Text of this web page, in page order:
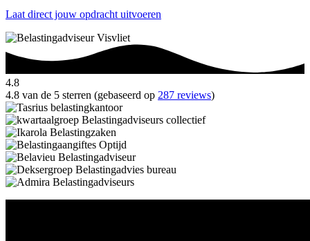
Laat direct jouw opdracht uitvoeren
4.8
4.8 van de 5 sterren (gebaseerd op 287 reviews)